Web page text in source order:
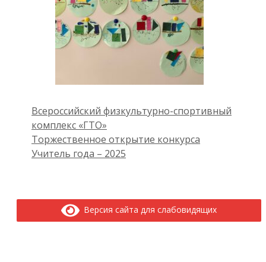
Всероссийский физкультурно-спортивный
комплекс «ГТО»
Торжественное открытие конкурса
Учитель года – 2025
Версия сайта для слабовидящих